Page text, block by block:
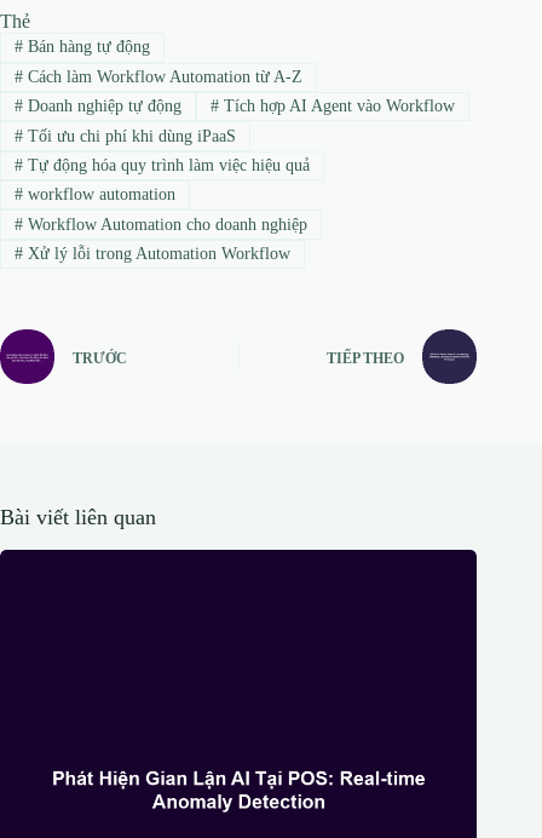
Thẻ
#Bán hàng tự động
#Cách làm Workflow Automation từ A-Z
#Doanh nghiệp tự động #Tích hợp AI Agent vào Workflow
#Tối ưu chi phí khi dùng iPaaS
#Tự động hóa quy trình làm việc hiệu quả
#workflow automation
#Workflow Automation cho doanh nghiệp
#Xử lý lỗi trong Automation Workflow
TRƯỚC TIẾP THEO
Bài viết liên quan